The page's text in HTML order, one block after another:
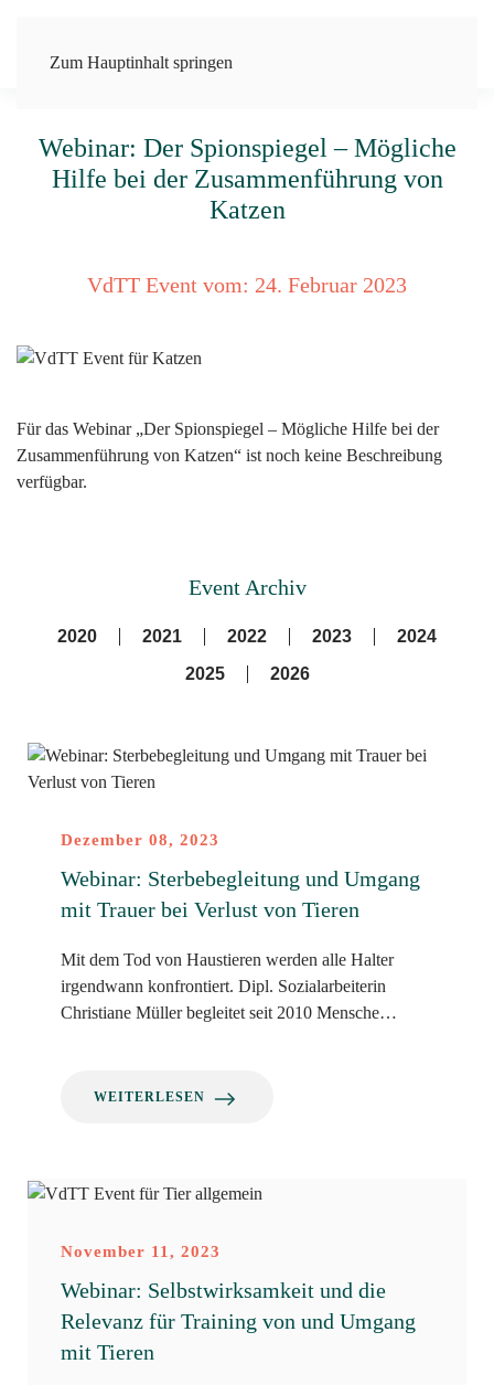
Zum Hauptinhalt springen
Webinar: Der Spionspiegel – Mögliche
Hilfe bei der Zusammenführung von
Katzen
VdTT Event vom: 24. Februar 2023
Für das Webinar „Der Spionspiegel – Mögliche Hilfe bei der
Zusammenführung von Katzen“ ist noch keine Beschreibung
verfügbar.
Event Archiv
2020 2021 2022 2023
2024
2025
2026
Dezember 08, 2023
Webinar: Sterbebegleitung und Umgang
mit Trauer bei Verlust von Tieren
Mit dem Tod von Haustieren werden alle Halter
irgendwann konfrontiert. Dipl. Sozialarbeiterin
Christiane Müller begleitet seit 2010 Mensche…
WEITERLESEN
November 11, 2023
Webinar: Selbstwirksamkeit und die
Relevanz für Training von und Umgang
mit Tieren